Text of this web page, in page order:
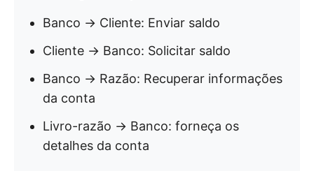
Banco → Cliente: Enviar saldo
Cliente → Banco: Solicitar saldo
Banco → Razão: Recuperar informações
da conta
Livro-razão → Banco: forneça os
detalhes da conta